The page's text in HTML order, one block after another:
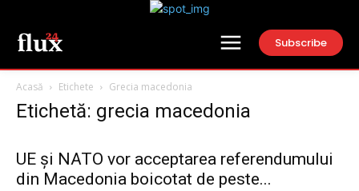
Subscribe
Acasă Etichete Grecia macedonia
Etichetă: grecia macedonia
UE și NATO vor acceptarea referendumului
din Macedonia boicotat de peste...